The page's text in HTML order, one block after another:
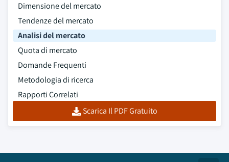
Dimensione del mercato
Tendenze del mercato
Analisi del mercato
Quota di mercato
Domande Frequenti
Metodologia di ricerca
Rapporti Correlati
Scarica Il PDF Gratuito